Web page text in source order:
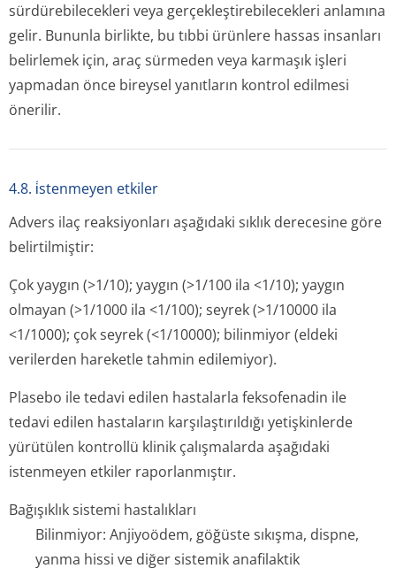
sürdürebilecekleri veya gerçekleştire­bilecekleri anlamına
gelir. Bununla birlikte, bu tıbbi ürünlere hassas insanları
belirlemek için, araç sürmeden veya karmaşık işleri
yapmadan önce bireysel yanıtların kontrol edilmesi
önerilir.
4.8. i̇stenmeyen etkiler
Advers ilaç reaksiyonları aşağıdaki sıklık derecesine göre
belirtilmiştir:
Çok yaygın (>1/10); yaygın (>1/100 ila <1/10); yaygın
olmayan (>1/1000 ila <1/100); seyrek (>1/10000 ila
<1/1000); çok seyrek (<1/10000); bilinmiyor (eldeki
verilerden hareketle tahmin edilemiyor).
Plasebo ile tedavi edilen hastalarla feksofenadin ile
tedavi edilen hastaların karşılaştırıldığı yetişkinlerde
yürütülen kontrollü klinik çalışmalarda aşağıdaki
istenmeyen etkiler raporlanmıştır.
Bağışıklık sistemi hastalıkları
Bilinmiyor: Anjiyoödem, göğüste sıkışma, dispne,
yanma hissi ve diğer sistemik anafilaktik